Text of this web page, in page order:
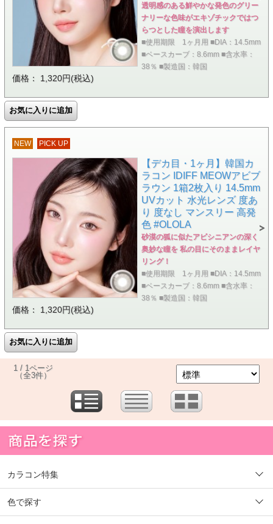
透明感のある鮮やかな発色のグリー
ナリーな色味がエキゾチックではつ
らつとした瞳を演出します
■使用期限 1ヶ月用 ■DIA：14.5mm
■ベースカーブ：8.6mm ■含水率：
38％ ■製造国：韓国
価格： 1,320円(税込)
NEW PICK UP
【デカ目・1ヶ月】韓国カ
ラコン IDIFF MEOWアビブ
ラウン 1箱2枚入り 14.5mm
UVカット 水光レンズ 度あ
り 度なし マンスリー 高発
色 #OLOLA
砂漠の狐に似たアビシニアンの深く
奥妙な瞳を 私の目にそのままレイヤ
リング！
■使用期限 1ヶ月用 ■DIA：14.5mm
■ベースカーブ：8.6mm ■含水率：
38％ ■製造国：韓国
価格： 1,320円(税込)
1 / 1ページ
（全3件）
カラコン特集
色で探す